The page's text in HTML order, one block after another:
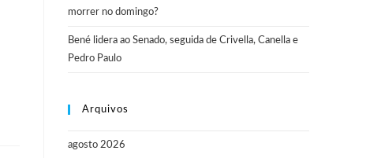
morrer no domingo?
Bené lidera ao Senado, seguida de Crivella, Canella e
Pedro Paulo
Arquivos
agosto 2026